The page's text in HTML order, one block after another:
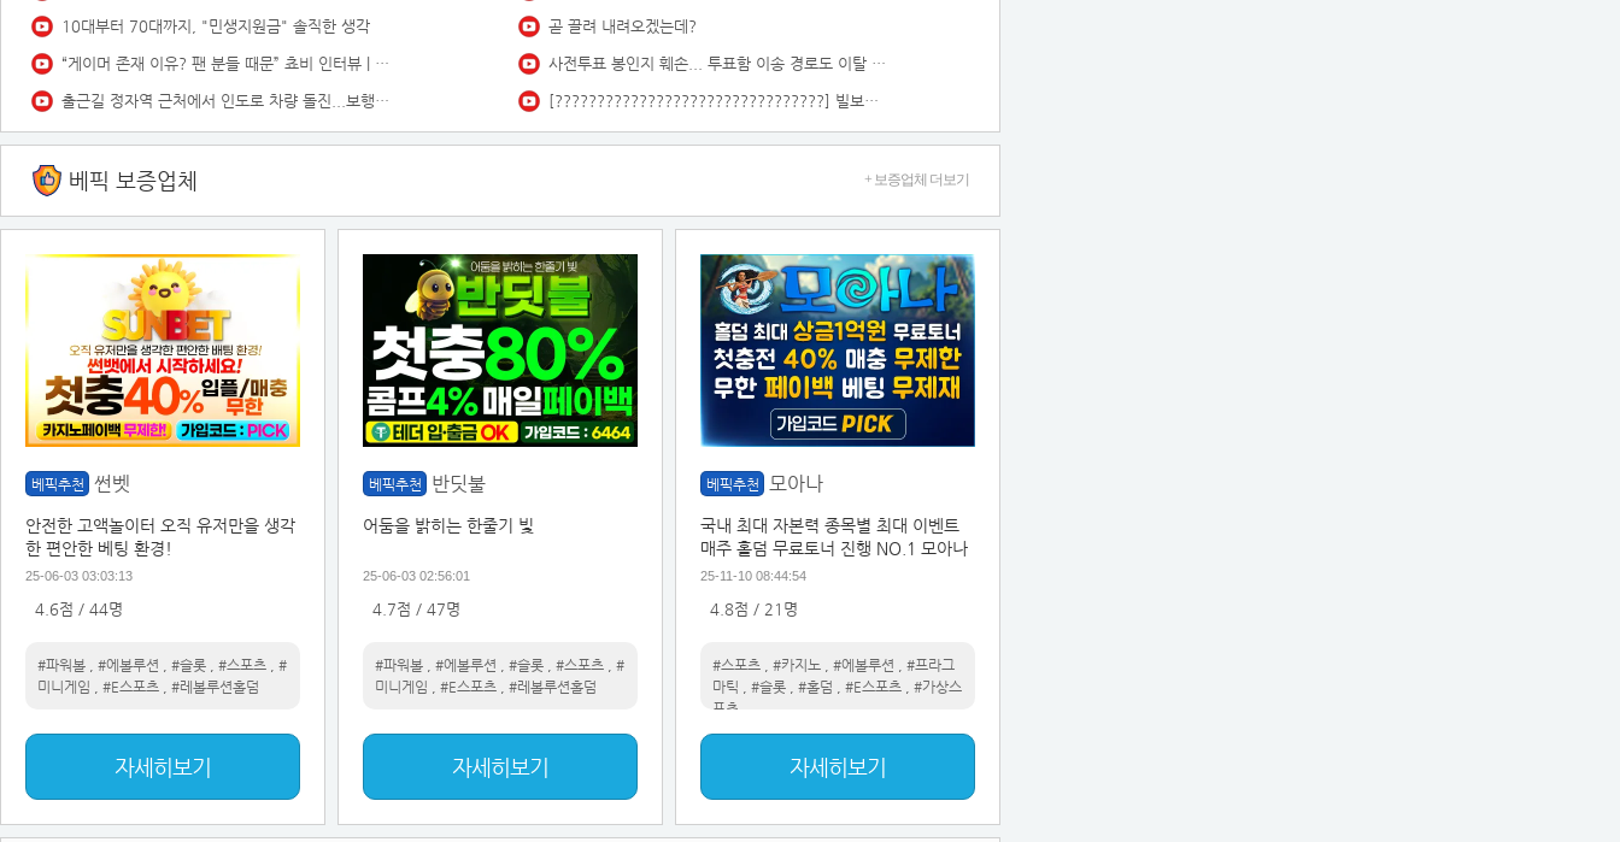
10대부터 70대까지, "민생지원금" 솔직한 생각
“게이머 존재 이유? 팬 분들 때문” 쵸비 인터뷰 | GEN vs KRX(04.30)
출근길 정자역 근처에서 인도로 차량 돌진...보행자 숨져 / YTN
곧 끌려 내려오겠는데?
사전투표 봉인지 훼손... 투표함 이송 경로도 이탈 '충격' [티조Clip]
[????????????????????????????????] 빌보드 최고 대세 포스트말론 노래모음
베픽 보증업체 + 보증업체 더보기
베픽추천 썬벳
안전한 고액놀이터 오직 유저만을 생각
한 편안한 베팅 환경!
25-06-03 03:03:13
4.6점 / 44명
#파워볼 #에볼루션 #슬롯 #스포츠
#
미니게임
#E스포츠 #레볼루션홀덤
자세히보기
베픽추천 반딧불
어둠을 밝히는 한줄기 빛
25-06-03 02:56:01
4.7점 / 47명
#파워볼 #에볼루션 #슬롯 #스포츠
#
미니게임
#E스포츠 #레볼루션홀덤
자세히보기
베픽추천 모아나
국내 최대 자본력 종목별 최대 이벤트
매주 홀덤 무료토너 진행 NO.1 모아나
25-11-10 08:44:54
4.8점 / 21명
#스포츠 #카지노 #에볼루션
#프라그
마틱
#슬롯 #홀덤 #E스포츠
#가상스
포츠
자세히보기